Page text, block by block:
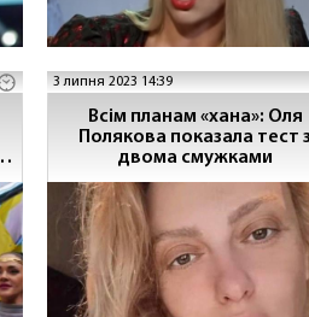
3 липня 2023 14:39
Всім планам «хана»: Оля
Полякова показала тест
двома смужками